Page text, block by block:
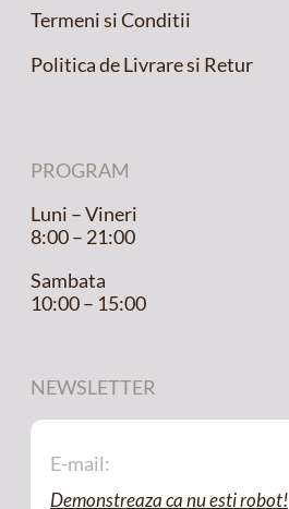
Termeni si Conditii
Politica de Livrare si Retur
PROGRAM
Luni – Vineri
8:00 – 21:00
Sambata
10:00 – 15:00
NEWSLETTER
Demonstreaza ca nu esti robot!